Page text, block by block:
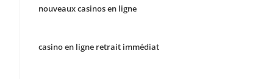
nouveaux casinos en ligne
casino en ligne retrait immédiat